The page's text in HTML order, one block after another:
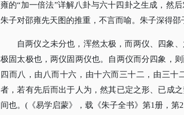
雍的“加一倍法”详解八卦与六十四卦之生成，然
朱子对邵雍先天图的推重，不言而喻。朱子深得
自两仪之未分也，浑然太极，而两仪、四象
极固太极也，两仪固两仪也。自两仪而分四象，
四而八，由八而十六，由十六而三十二，由三
者，若有先后而出于人为，然其已定之形、已成
间也。 (《易学启蒙》，载《朱子全书》第1册，第